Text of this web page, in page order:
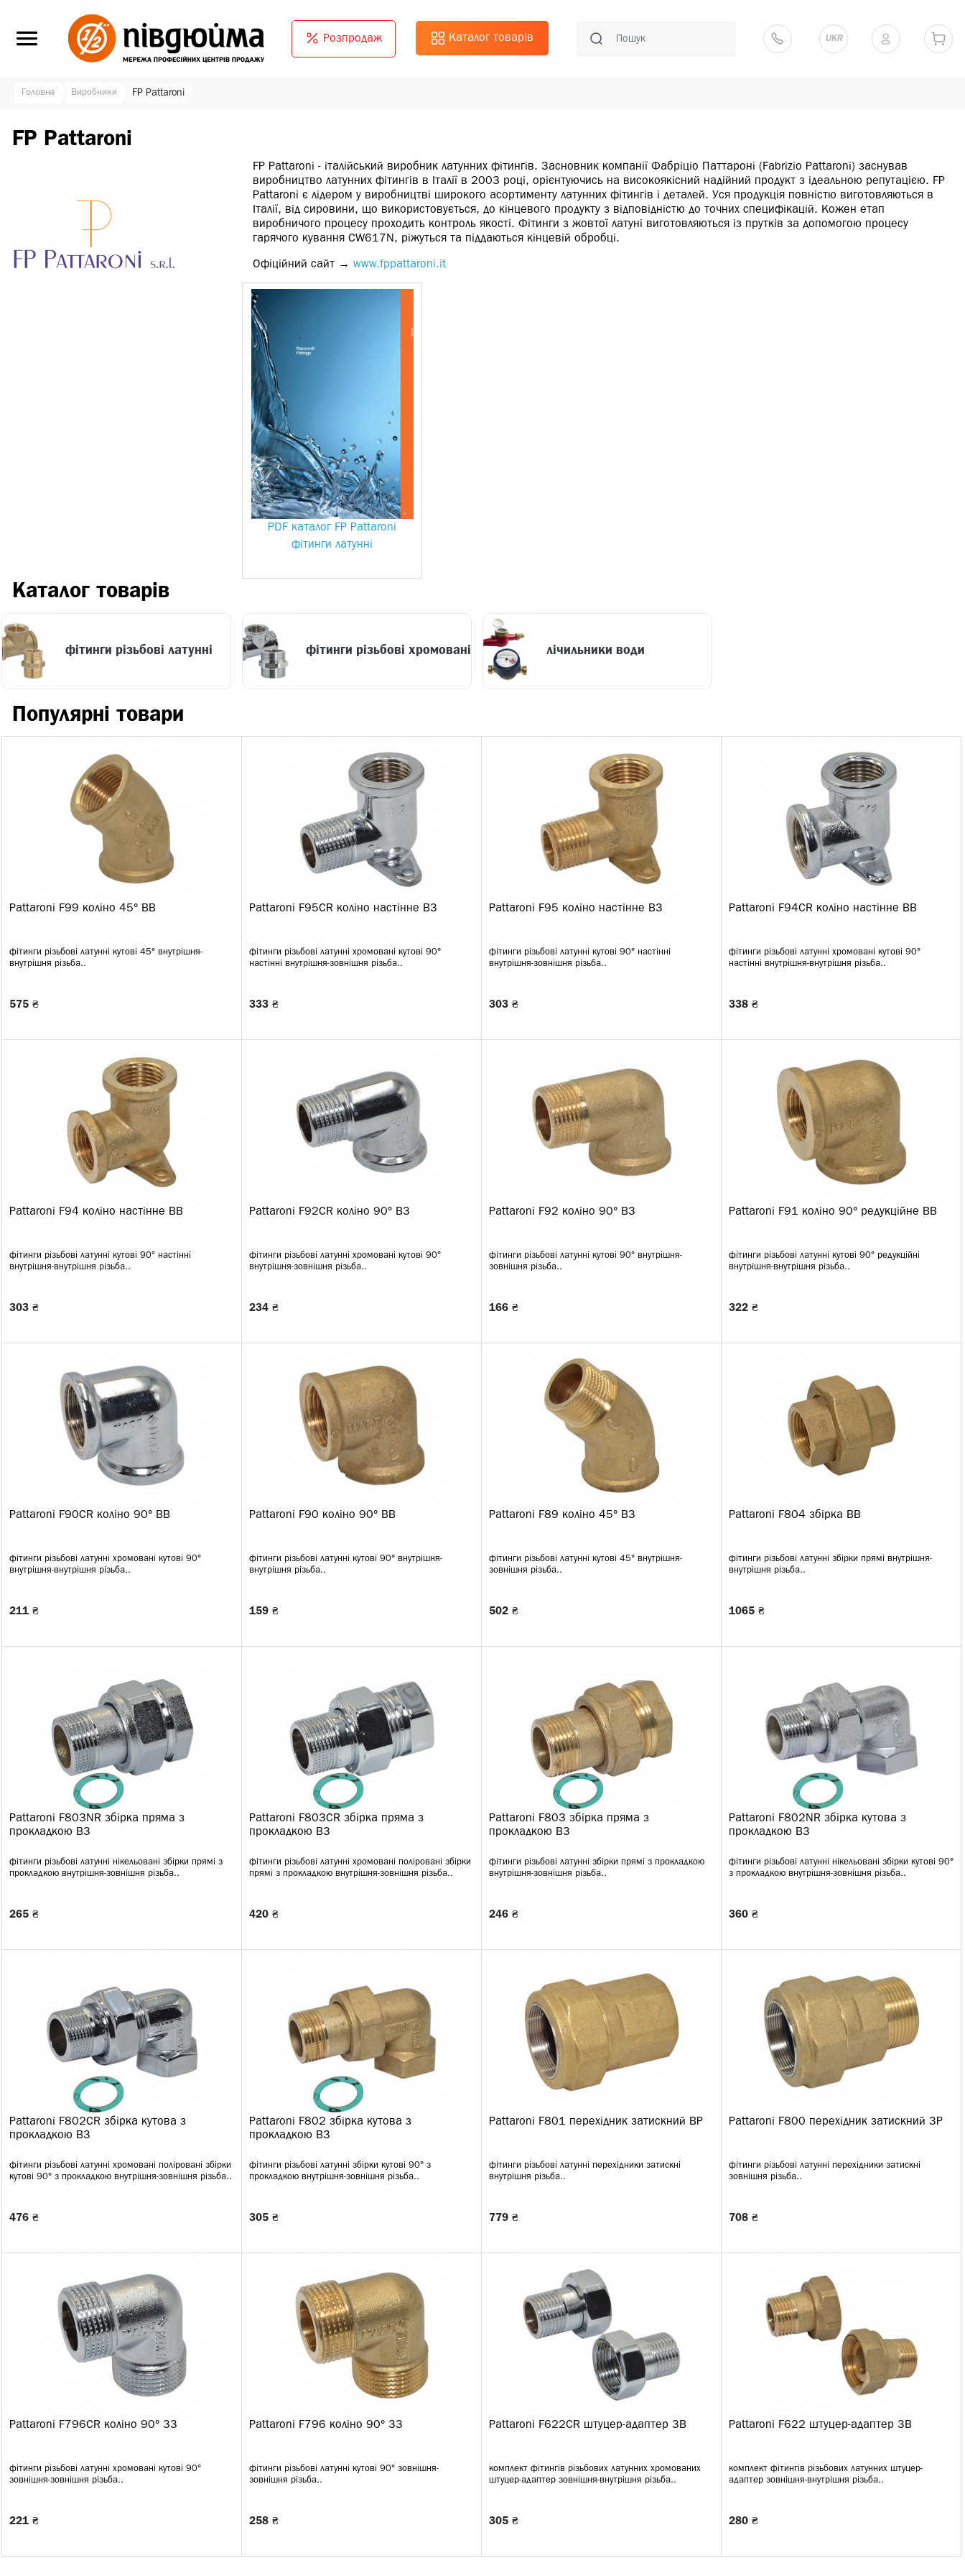
Розпродаж Каталог товарів UKR
Головна Виробники FP Pattaroni
FP Pattaroni
FP Pattaroni - італійський виробник латунних фітингів. Засновник компанії Фабріціо Паттароні (Fabrizio Pattaroni) заснував
виробництво латунних фітингів в Італії в 2003 році, орієнтуючись на високоякісний надійний продукт з ідеальною репутацією. FP
Pattaroni є лідером у виробництві широкого асортименту латунних фітингів і деталей. Уся продукція повністю виготовляються в
Італії, від сировини, що використовується, до кінцевого продукту з відповідністю до точних специфікацій. Кожен етап
виробничого процесу проходить контроль якості. Фітинги з жовтої латуні виготовляються із прутків за допомогою процесу
гарячого кування CW617N, ріжуться та піддаються кінцевій обробці.
Офіційний сайт → www.fppattaroni.it
PDF каталог FP Pattaroni
фітинги латунні
Каталог товарів
фітинги різьбові латунні фітинги різьбові хромовані лічильники води
Популярні товари
Pattaroni F99 коліно 45° ВВ
фітинги різьбові латунні кутові 45° внутрішня-
внутрішня різьба..
575 ₴
Pattaroni F95CR коліно настінне ВЗ
фітинги різьбові латунні хромовані кутові 90°
настінні внутрішня-зовнішня різьба..
333 ₴
Pattaroni F95 коліно настінне ВЗ
фітинги різьбові латунні кутові 90° настінні
внутрішня-зовнішня різьба..
303 ₴
Pattaroni F94CR коліно настінне ВВ
фітинги різьбові латунні хромовані кутові 90°
настінні внутрішня-внутрішня різьба..
338 ₴
Pattaroni F94 коліно настінне ВВ
фітинги різьбові латунні кутові 90° настінні
внутрішня-внутрішня різьба..
303 ₴
Pattaroni F92CR коліно 90° ВЗ
фітинги різьбові латунні хромовані кутові 90°
внутрішня-зовнішня різьба..
234 ₴
Pattaroni F92 коліно 90° ВЗ
фітинги різьбові латунні кутові 90° внутрішня-
зовнішня різьба..
166 ₴
Pattaroni F91 коліно 90° редукційне ВВ
фітинги різьбові латунні кутові 90° редукційні
внутрішня-внутрішня різьба..
322 ₴
Pattaroni F90CR коліно 90° ВВ
фітинги різьбові латунні хромовані кутові 90°
внутрішня-внутрішня різьба..
211 ₴
Pattaroni F90 коліно 90° ВВ
фітинги різьбові латунні кутові 90° внутрішня-
внутрішня різьба..
159 ₴
Pattaroni F89 коліно 45° ВЗ
фітинги різьбові латунні кутові 45° внутрішня-
зовнішня різьба..
502 ₴
Pattaroni F804 збірка ВВ
фітинги різьбові латунні збірки прямі внутрішня-
внутрішня різьба..
1065 ₴
Pattaroni F803NR збірка пряма з
прокладкою ВЗ
фітинги різьбові латунні нікельовані збірки прямі з
прокладкою внутрішня-зовнішня різьба..
265 ₴
Pattaroni F803CR збірка пряма з
прокладкою ВЗ
фітинги різьбові латунні хромовані поліровані збірки
прямі з прокладкою внутрішня-зовнішня різьба..
420 ₴
Pattaroni F803 збірка пряма з
прокладкою ВЗ
фітинги різьбові латунні збірки прямі з прокладкою
внутрішня-зовнішня різьба..
246 ₴
Pattaroni F802NR збірка кутова з
прокладкою ВЗ
фітинги різьбові латунні нікельовані збірки кутові 90°
з прокладкою внутрішня-зовнішня різьба..
360 ₴
Pattaroni F802CR збірка кутова з
прокладкою ВЗ
фітинги різьбові латунні хромовані поліровані збірки
кутові 90° з прокладкою внутрішня-зовнішня різьба..
476 ₴
Pattaroni F802 збірка кутова з
прокладкою ВЗ
фітинги різьбові латунні збірки кутові 90° з
прокладкою внутрішня-зовнішня різьба..
305 ₴
Pattaroni F801 перехідник затискний ВР
фітинги різьбові латунні перехідники затискні
внутрішня різьба..
779 ₴
Pattaroni F800 перехідник затискний ЗР
фітинги різьбові латунні перехідники затискні
зовнішня різьба..
708 ₴
Pattaroni F796CR коліно 90° ЗЗ
фітинги різьбові латунні хромовані кутові 90°
зовнішня-зовнішня різьба..
221 ₴
Pattaroni F796 коліно 90° ЗЗ
фітинги різьбові латунні кутові 90° зовнішня-
зовнішня різьба..
258 ₴
Pattaroni F622CR штуцер-адаптер ЗВ
комплект фітингів різьбових латунних хромованих
штуцер-адаптер зовнішня-внутрішня різьба..
305 ₴
Pattaroni F622 штуцер-адаптер ЗВ
комплект фітингів різьбових латунних штуцер-
адаптер зовнішня-внутрішня різьба..
280 ₴